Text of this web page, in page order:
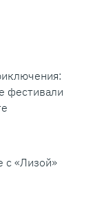
фестивали
с «Лизой»